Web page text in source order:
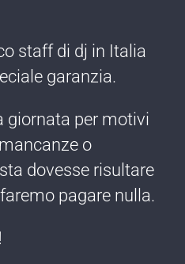
staff di dj ​in Italia
garanzia.
giornata per motivi
o
dovesse risultare
pagare nulla​.